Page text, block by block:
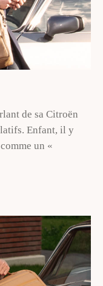
de sa Citroën
Enfant, il y
un «